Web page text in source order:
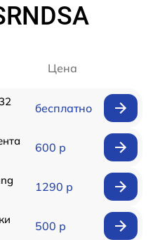
Цена
бесплатно
600 р
1290 р
500 р